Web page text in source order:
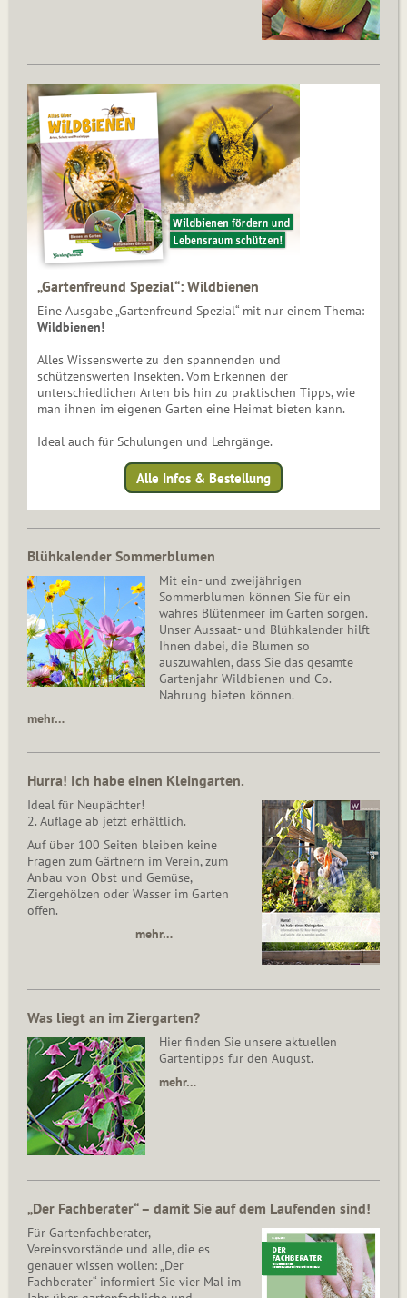
„Gartenfreund Spezial“: Wildbienen
Eine Ausgabe „Gartenfreund Spezial“ mit nur einem Thema:
Wildbienen!
Alles Wissenswerte zu den spannenden und
schützenswerten Insekten. Vom Erkennen der
unterschiedlichen Arten bis hin zu praktischen Tipps, wie
man ihnen im eigenen Garten eine Heimat bieten kann.
Ideal auch für Schulungen und Lehrgänge.
Alle Infos & Bestellung
Blühkalender Sommerblumen
Mit ein- und zweijährigen
Sommerblumen können Sie für ein
wahres Blütenmeer im Garten sorgen.
Unser Aussaat- und Blühkalender hilft
Ihnen dabei, die Blumen so
auszuwählen, dass Sie das gesamte
Gartenjahr Wildbienen und Co.
Nahrung bieten können.
mehr…
Hurra! Ich habe einen Kleingarten.
Ideal für Neupächter!
2. Auflage ab jetzt erhältlich.
Auf über 100 Seiten bleiben keine
Fragen zum Gärtnern im Verein, zum
Anbau von Obst und Gemüse,
Ziergehölzen oder Wasser im Garten
offen.
mehr…
Was liegt an im Ziergarten?
Hier finden Sie unsere aktuellen
Gartentipps für den August.
mehr…
„Der Fachberater“ – damit Sie auf dem Laufenden sind!
Für Gartenfachberater,
Vereinsvorstände und alle, die es
genauer wissen wollen: „Der
Fachberater“ informiert Sie vier Mal im